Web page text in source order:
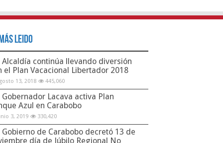
Leido
Alcaldía continúa llevando diversión
el Plan Vacacional Libertador 2018
13, 2018 445,060
Gobernador Lacava activa Plan
Azul en Carabobo
3, 2019 330,420
Gobierno de Carabobo decretó 13 de
día de Júbilo Regional No